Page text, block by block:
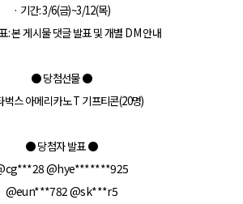
· 기간: 3/6(금)~3/12(목)
: 본 게시물 댓글 발표 및 개별 DM 안내
●당첨선물●
벅스 아메리카노 T 기프티콘(20명)
● 당첨자 발표●
@hye*******925
@eun***782@sk***r5